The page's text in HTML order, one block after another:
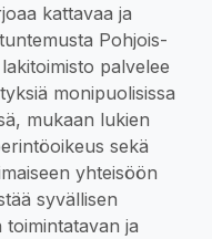
kattavaa ja
Pohjois-
palvelee
monipuolisissa
mukaan lukien
sekä
yhteisöön
syvällisen
ja